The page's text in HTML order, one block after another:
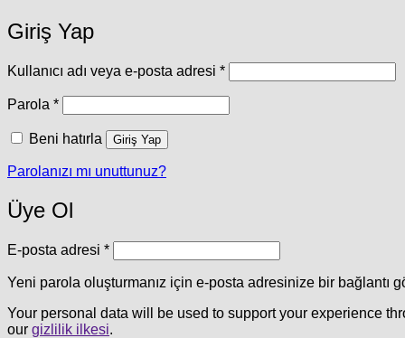
Giriş Yap
Kullanıcı adı veya e-posta adresi *Gerekli
Parola *Gerekli
Beni hatırla Giriş Yap
Parolanızı mı unuttunuz?
Üye Ol
E-posta adresi *Gerekli
Yeni parola oluşturmanız için e-posta adresinize bir bağlantı
Your personal data will be used to support your experience
our gizlilik ilkesi.